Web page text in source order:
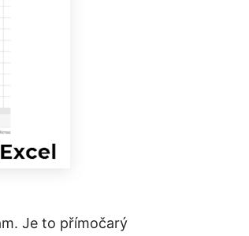
Je to přímočarý